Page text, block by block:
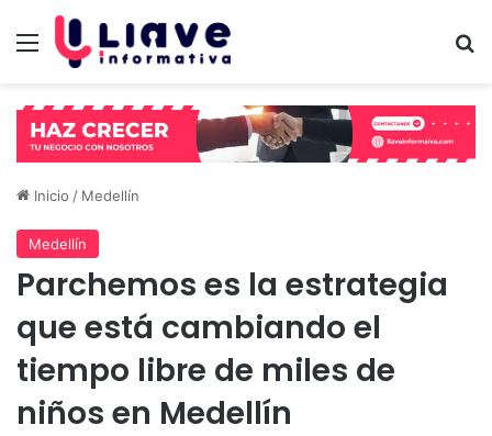
Menú
Inicio / Medellín
Medellín
Parchemos es la estrategia
que está cambiando el
tiempo libre de miles de
niños en Medellín